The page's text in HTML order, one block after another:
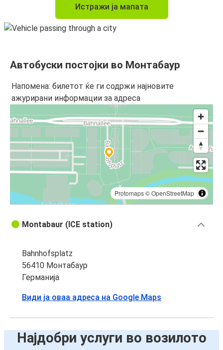
Истражи ја мапата
Автобуски постојки во Монтабаур
Напомена: билетот ќе ги содржи најновите
ажурирани информации за адреса
Protomaps©OpenStreetMap
Montabaur (ICE station)
Bahnhofsplatz
56410 Монтабаур
Германија
Види ја оваа адреса на Google Maps
Најдобри услуги во возилото